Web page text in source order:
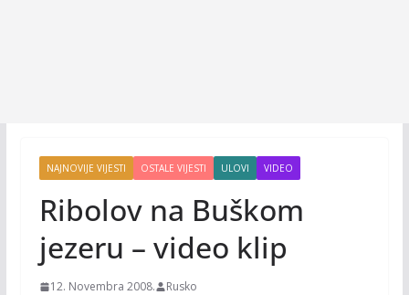
NAJNOVIJE VIJESTI OSTALE VIJESTI ULOVI VIDEO
Ribolov na Buškom
jezeru – video klip
12. Novembra 2008. Rusko